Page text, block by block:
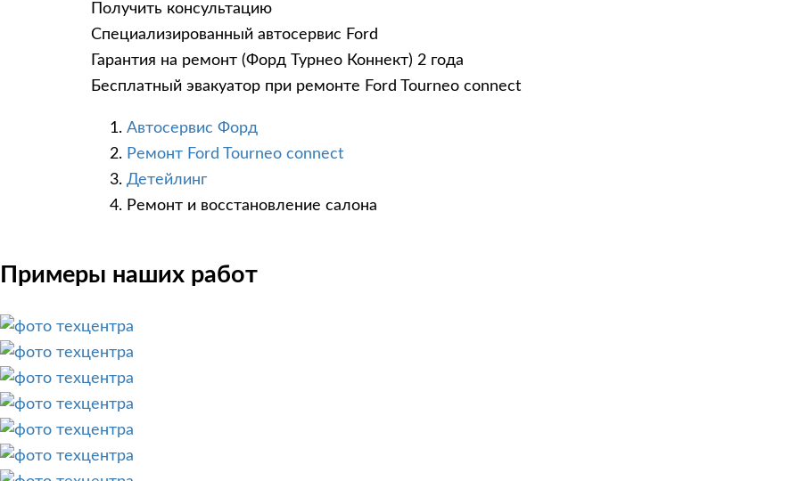
Получить консультацию
Специализированный автосервис Ford
Гарантия на ремонт (Форд Турнео Коннект) 2 года
Бесплатный эвакуатор при ремонте Ford Tourneo connect
Автосервис Форд
Ремонт Ford Tourneo connect
Детейлинг
Ремонт и восстановление салона
Примеры наших работ